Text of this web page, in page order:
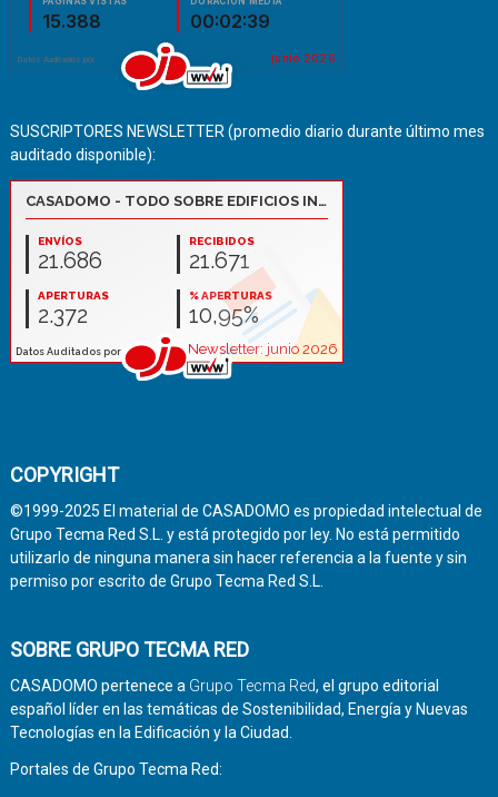
SUSCRIPTORES NEWSLETTER (promedio diario durante último mes
auditado disponible):
COPYRIGHT
©1999-2025 El material de CASADOMO es propiedad intelectual de
Grupo Tecma Red S.L. y está protegido por ley. No está permitido
utilizarlo de ninguna manera sin hacer referencia a la fuente y sin
permiso por escrito de Grupo Tecma Red S.L.
SOBRE GRUPO TECMA RED
CASADOMO pertenece a Grupo Tecma Red, el grupo editorial
español líder en las temáticas de Sostenibilidad, Energía y Nuevas
Tecnologías en la Edificación y la Ciudad.
Portales de Grupo Tecma Red: